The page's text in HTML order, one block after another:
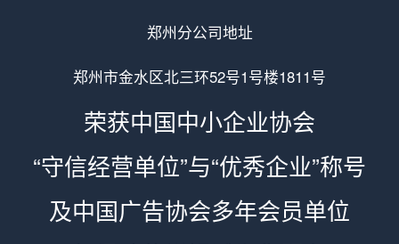
郑州分公司地址
郑州市金水区北三环52号1号楼1811号
荣获中国中小企业协会
“守信经营单位”与“优秀企业”称号
及中国广告协会多年会员单位